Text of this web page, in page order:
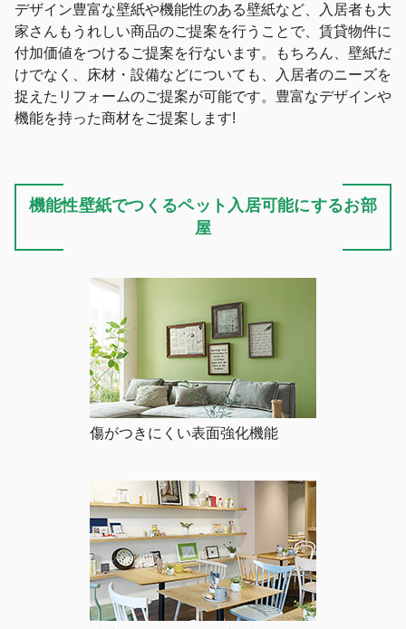
デザイン豊富な壁紙や機能性のある壁紙など、入居者も大
家さんもうれしい商品のご提案を行うことで、賃貸物件に
付加価値をつけるご提案を行ないます。もちろん、壁紙だ
けでなく、床材・設備などについても、入居者のニーズを
捉えたリフォームのご提案が可能です。豊富なデザインや
機能を持った商材をご提案します!
機能性壁紙でつくるペット入居可能にするお部
屋
傷がつきにくい表面強化機能